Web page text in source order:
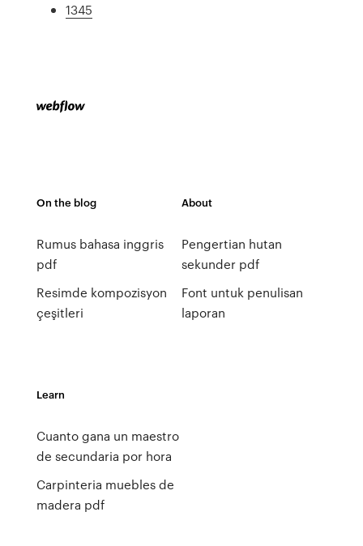
1345
On the blog
Rumus bahasa inggris
pdf
Resimde kompozisyon
çeşitleri
About
Pengertian hutan
sekunder pdf
Font untuk penulisan
laporan
Learn
Cuanto gana un maestro
de secundaria por hora
Carpinteria muebles de
madera pdf